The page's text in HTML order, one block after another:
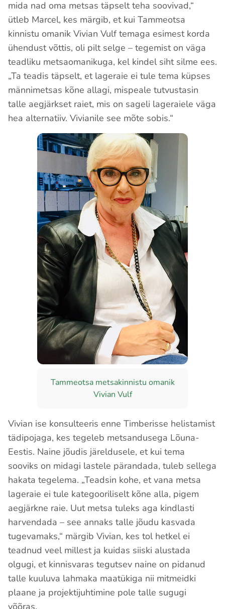
mida nad oma metsas täpselt teha soovivad,“
ütleb Marcel, kes märgib, et kui Tammeotsa
kinnistu omanik Vivian Vulf temaga esimest korda
ühendust võttis, oli pilt selge – tegemist on väga
teadliku metsaomanikuga, kel kindel siht silme ees.
„Ta teadis täpselt, et lageraie ei tule tema küpses
männimetsas kõne allagi, mispeale tutvustasin
talle aegjärkset raiet, mis on sageli lageraiele väga
hea alternatiiv. Vivianile see mõte sobis.“
Tammeotsa metsakinnistu omanik
Vivian Vulf
Vivian ise konsulteeris enne Timberisse helistamist
tädipojaga, kes tegeleb metsandusega Lõuna-
Eestis. Naine jõudis järeldusele, et kui tema
sooviks on midagi lastele pärandada, tuleb sellega
hakata tegelema. „Teadsin kohe, et vana metsa
lageraie ei tule kategooriliselt kõne alla, pigem
aegjärkne raie. Uut metsa tuleks aga kindlasti
harvendada – see annaks talle jõudu kasvada
tugevamaks,“ märgib Vivian, kes tol hetkel ei
teadnud veel millest ja kuidas siiski alustada
olgugi, et kinnisvaras tegutsev naine on pidanud
talle kuuluva lahmaka maatükiga nii mitmeidki
plaane ja projektijuhtimine pole talle sugugi